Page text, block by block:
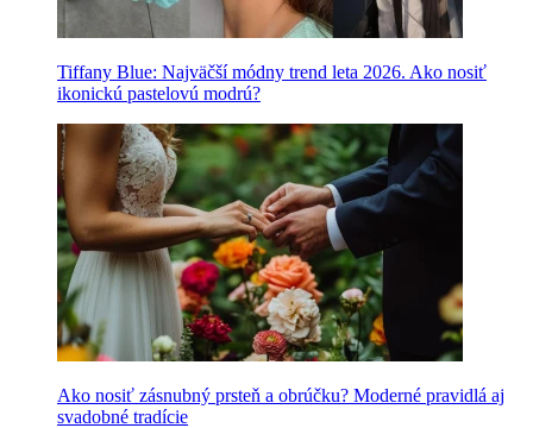
Tiffany Blue: Najväčší módny trend leta 2026. Ako nosiť
ikonickú pastelovú modrú?
Ako nosiť zásnubný prsteň a obrúčku? Moderné pravidlá aj
svadobné tradície